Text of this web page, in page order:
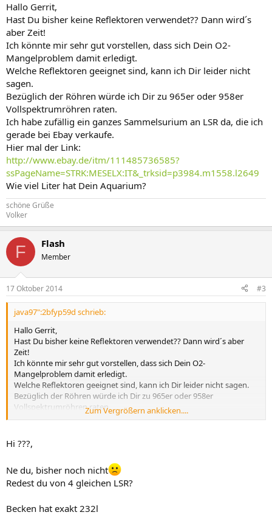
Hallo Gerrit,
Hast Du bisher keine Reflektoren verwendet?? Dann wird´s
aber Zeit!
Ich könnte mir sehr gut vorstellen, dass sich Dein O2-
Mangelproblem damit erledigt.
Welche Reflektoren geeignet sind, kann ich Dir leider nicht
sagen.
Bezüglich der Röhren würde ich Dir zu 965er oder 958er
Vollspektrumröhren raten.
Ich habe zufällig ein ganzes Sammelsurium an LSR da, die ich
gerade bei Ebay verkaufe.
Hier mal der Link:
http://www.ebay.de/itm/111485736585?
ssPageName=STRK:MESELX:IT&_trksid=p3984.m1558.l2649
Wie viel Liter hat Dein Aquarium?
schöne Grüße
Volker
F Flash
Member
17 Oktober 2014 #3
java97":2bfyp59d schrieb:
Hallo Gerrit,
Hast Du bisher keine Reflektoren verwendet?? Dann wird´s aber
Zeit!
Ich könnte mir sehr gut vorstellen, dass sich Dein O2-
Mangelproblem damit erledigt.
Welche Reflektoren geeignet sind, kann ich Dir leider nicht sagen.
Bezüglich der Röhren würde ich Dir zu 965er oder 958er
Vollspektrumröhren raten.
Ich habe zufällig ein ganzes Sammelsurium an LSR da, die ich
Hier mal der Link:
http://www.ebay.de/itm/111485736585?
ssPageName=STRK:MESELX:IT&_trksid=p3984.m1558.l2649
Wie viel Liter hat Dein Aquarium?
Zum Vergrößern anklicken....
Hi ???,
Ne du, bisher noch nicht
Redest du von 4 gleichen LSR?
Becken hat exakt 232l